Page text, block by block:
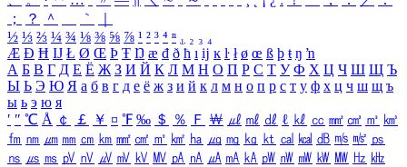
；
？ ＾ ｀
½ ⅓ ⅔ ¼ ¾ ⅛ ⅜ ⅝ ⅞ ¹ ² ³ ⁴ ⁿ ₁ ₂ ₃ ₄
Æ Ð Ħ Ĳ Ł Ø Œ Þ Ŧ Ŋ æ đ ð ħ ı ĳ ĸ ŀ ł ø œ ß þ ŧ ŋ ŉ
А Б В Г Д Е Ё Ж З И Й К Л М Н О П Р С Т У Ф Х Ц Ч Ш Щ Ъ
Ы Ь Э Ю Я а б в г д е ё ж з и й к л м н о п р с т у ф х ц ч ш щ ъ
ы ь э ю я
′ ″ ℃ Å ￠ ￡ ￥ ¤ ℉ ‰ ＄ ％ Ｆ ￦ ㎕ ㎖ ㎗ ℓ ㎘ ㏄ ㎣ ㎤ ㎥ ㎦
㎙ ㎚ ㎛ ㎜ ㎝ ㎞ ㎟ ㎠ ㎡ ㎢ ㏊ ㎍ ㎎ ㎏ ㏏ ㎈ ㎉ ㏈ ㎧ ㎨ ㎰
㎱ ㎲ ㎳ ㎴ ㎵ ㎶ ㎷ ㎸ ㎹ ㎀ ㎁ ㎂ ㎃ ㎄ ㎺ ㎻ ㎽ ㎾ ㎿ ㎐ ㎑